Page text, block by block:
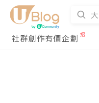
社群創作有價企劃